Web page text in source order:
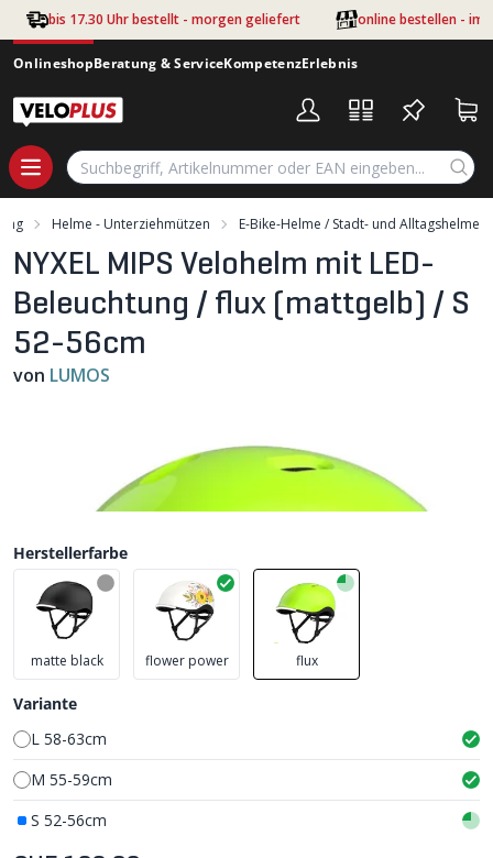
Zum Hauptinhalt springen
bis 17.30 Uhr bestellt - morgen geliefert online bestellen - im
OnlineshopBeratung & ServiceKompetenzErlebnis
Helme - Unterziehmützen E-Bike-Helme / Stadt- und Alltagshelme
NYXEL MIPS Velohelm mit LED-
Beleuchtung / flux (mattgelb) / S
52-56cm
von LUMOS
Herstellerfarbe
matte black flower power flux
Variante
L 58-63cm
M 55-59cm
S 52-56cm